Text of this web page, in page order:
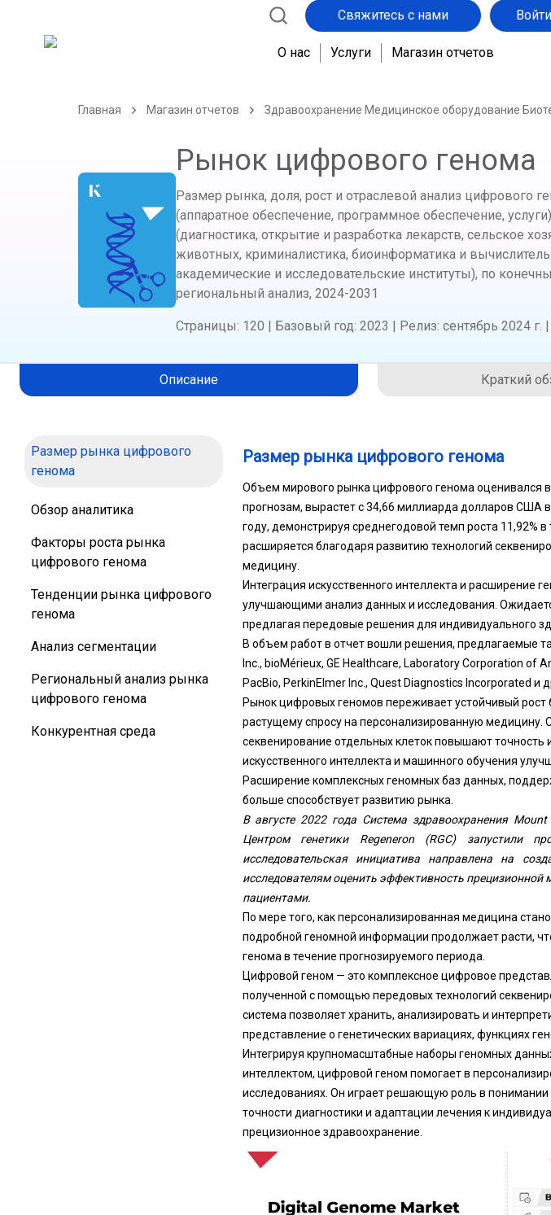
Свяжитесь с нами Войти
О нас Услуги Магазин отчетов
Главная Магазин отчетов Здравоохранение Медицинское оборудование
Рынок цифрового генома
Размер рынка, доля, рост и отраслевой анализ цифрового
(аппаратное обеспечение, программное обеспечение,
(диагностика, открытие и разработка лекарств, сельское
животных, криминалистика, биоинформатика и
академические и исследовательские институты), по
региональный анализ, 2024-2031
Страницы: 120 | Базовый год: 2023 | Релиз: сентябрь 2024 г. |
Описание Краткий
Размер рынка цифрового
генома
Обзор аналитика
Факторы роста рынка
цифрового генома
Тенденции рынка цифрового
генома
Анализ сегментации
Региональный анализ рынка
цифрового генома
Конкурентная среда
Размер рынка цифрового генома
Объем мирового рынка цифрового генома оценивался
прогнозам, вырастет с 34,66 миллиарда долларов США
году, демонстрируя среднегодовой темп роста 11,92%
расширяется благодаря развитию технологий
медицину.
Интеграция искусственного интеллекта и
улучшающими анализ данных и исследования.
предлагая передовые решения для индивидуального
В объем работ в отчет вошли решения, предлагаемые
Inc., bioMérieux, GE Healthcare, Laboratory Corporation of
PacBio, PerkinElmer Inc., Quest Diagnostics Incorporated и
Рынок цифровых геномов переживает устойчивый
растущему спросу на персонализированную медицину.
секвенирование отдельных клеток повышают точность
искусственного интеллекта и машинного обучения
Расширение комплексных геномных баз данных,
больше способствует развитию рынка.
В августе 2022 года Система здравоохранения
Центром генетики Regeneron (RGC) запустили
исследовательская инициатива направлена ​​на
исследователям оценить эффективность
пациентами.
По мере того, как персонализированная медицина
подробной геномной информации продолжает расти,
генома в течение прогнозируемого периода.
Цифровой геном — это комплексное цифровое
полученной с помощью передовых технологий
система позволяет хранить, анализировать и
представление о генетических вариациях, функциях
Интегрируя крупномасштабные наборы геномных
интеллектом, цифровой геном помогает в
исследованиях. Он играет решающую роль в
точности диагностики и адаптации лечения к
прецизионное здравоохранение.